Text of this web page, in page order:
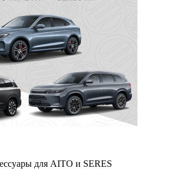
для AITO и SERES